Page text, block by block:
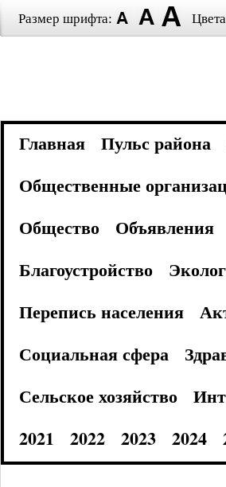
Размер шрифта:
Главная Пульс района
Общественные
Общество
Объявления
Благоустройство
Перепись населения
Социальная сфера
Сельское хозяйство
2021
2022 2023 2024